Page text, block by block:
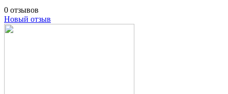
0 отзывов
Новый отзыв